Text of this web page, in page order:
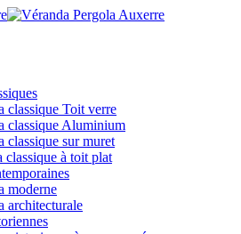
classique Toit verre
classique Aluminium
classique sur muret
classique à toit plat
moderne
architecturale